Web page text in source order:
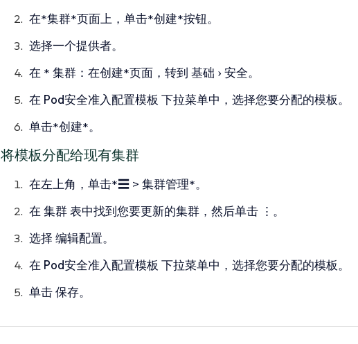
在*集群*页面上，单击*创建*按钮。
选择一个提供者。
在 * 集群：在创建*页面，转到 基础 安全。
在 Pod安全准入配置模板 下拉菜单中，选择您要分配的模板。
单击*创建*。
将模板分配给现有集群
在左上角，单击*☰ > 集群管理*。
在 集群表中找到您要更新的集群，然后单击 ⋮ 。
选择 编辑配置。
在 Pod安全准入配置模板 下拉菜单中，选择您要分配的模板。
单击保存。